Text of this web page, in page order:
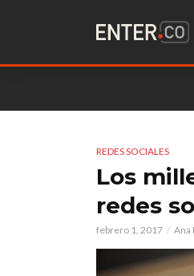
REDES SOCIALES
Los
redes
febrero 1, 2017 Ana